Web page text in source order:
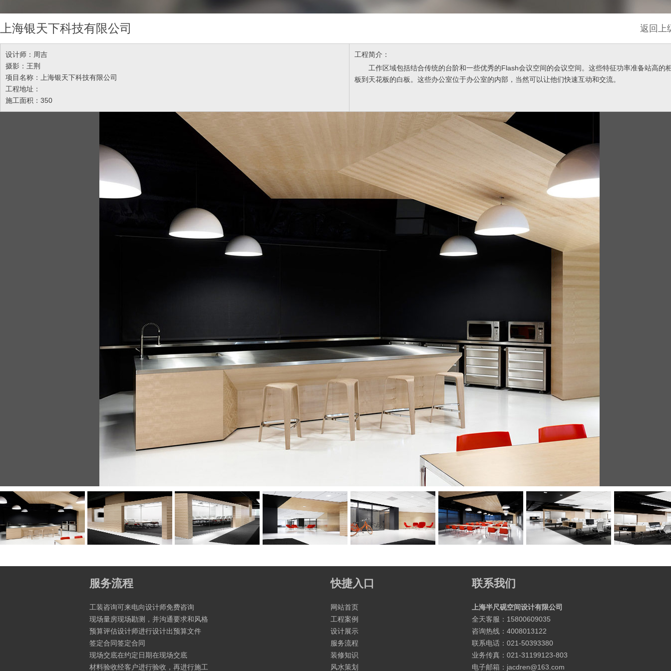
上海银天下科技有限公司 返回上
设计师：周吉
摄影：王荆
项目名称：上海银天下科技有限公司
工程地址：
施工面积：350
工程简介：
工作区域包括结合传统的台阶和一些优秀的Flash会议空间的会议空间。这些特征功率准备站高的
板到天花板的白板。这些办公室位于办公室的内部，当然可以让他们快速互动和交流。
服务流程
工装咨询可来电向设计师免费咨询
现场量房现场勘测，并沟通要求和风格
预算评估设计师进行设计出预算文件
签定合同签定合同
现场交底在约定日期在现场交底
材料验收经客户进行验收，再进行施工
快捷入口
网站首页
工程案例
设计展示
服务流程
装修知识
风水策划
联系我们
上海半尺砚空间设计有限公司
全天客服：15800609035
咨询热线：4008013122
联系电话：021-50393380
业务传真：021-31199123-803
电子邮箱：jacdren@163.com